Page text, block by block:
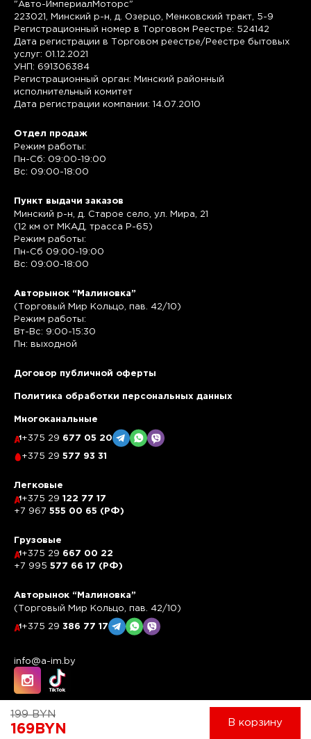
199BYN
169 BYN В корзину
"Авто-ИмпериалМоторс"
223021, Минский р-н, д. Озерцо, Менковский тракт, 5-9
Регистрационный номер в Торговом Реестре: 524142
Дата регистрации в Торговом реестре/Реестре бытовых
услуг: 01.12.2021
УНП: 691306384
Регистрационный орган: Минский районный
исполнительный комитет
Дата регистрации компании: 14.07.2010
Отдел продаж
Режим работы:
Пн-Сб: 09:00-19:00
Вс: 09:00-18:00
Пункт выдачи заказов
Минский р-н, д. Старое село, ул. Мира, 21
(12 км от МКАД, трасса P-65)
Режим работы:
Пн-Сб 09:00-19:00
Вс: 09:00-18:00
Авторынок “Малиновка”
(Торговый Мир Кольцо, пав. 42/10)
Режим работы:
Вт-Вс: 9:00-15:30
Пн: выходной
Договор публичной оферты
Политика обработки персональных данных
Многоканальные
+375 29 677 05 20
+375 29 577 93 31
Легковые
+375 29 122 77 17
+7 967 555 00 65 (РФ)
Грузовые
+375 29 667 00 22
+7 995 577 66 17 (РФ)
Авторынок “Малиновка”
(Торговый Мир Кольцо, пав. 42/10)
+375 29 386 77 17
info@a-im.by
Работает на системе